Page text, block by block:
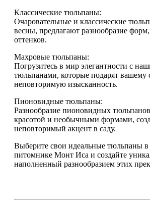
Классические тюльпаны:
Очаровательные и классические
весны, предлагают разнообразие
оттенков.
Махровые тюльпаны:
Погрузитесь в мир элегантности с
тюльпанами, которые подарят вашему
неповторимую изысканность.
Пионовидные тюльпаны:
Разнообразие пионовидных
красотой и необычными формами,
неповторимый акцент в саду.
Выберите свои идеальные тюльпаны
питомнике Монт Иса и создайте
наполненный разнообразием этих